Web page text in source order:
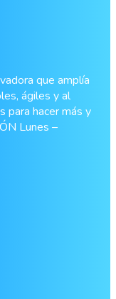
que amplía
ágiles y al
para hacer más y
Lunes –